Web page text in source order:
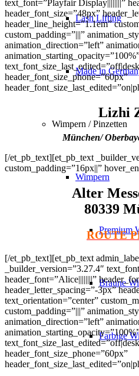
Lash Lifting
Made in
Wimpern / Pinzetten
Wimpern
Premium
Braune
Farbige
text_font=”Playfair Display||||||||”
header_font_size=”48px”
header_line_height=”1.1em”
custom_padding=”|||”
animation_direction=”left”
header_font_size_phone=”60px”
Lizhi
München/
[/et_pb_text][et_pb_text
custom_padding=”16px||”
Alter
80339
ROUTE
[/et_pb_text][et_pb_text
_builder_version=”3.27.4″
header_font=”Alice||||||||”
header_letter_spacing=”-3px”
text_orientation=”center”
custom_padding=”|||”
animation_direction=”left”
header_font_size_phone=”60px”